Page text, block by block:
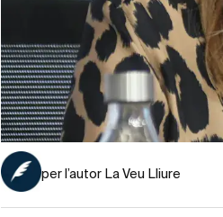
per l’autor La Veu Lliure